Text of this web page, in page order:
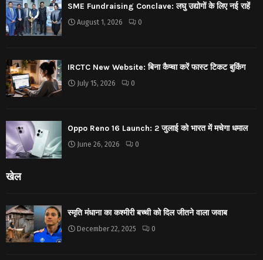
SME Fundraising Conclave: लघु उद्योगों के लिए नई राहें
August 1, 2026 0
IRCTC New Website: बिना कैप्चा करें फास्ट टिकट बुकिंग
July 15, 2026 0
Oppo Reno 16 Launch: 2 जुलाई को भारत में मचेगा धमाल
June 26, 2026 0
खेल
स्मृति मंधाना का कश्मीरी बच्ची को दिल जीतने वाला जवाब
December 22, 2025 0